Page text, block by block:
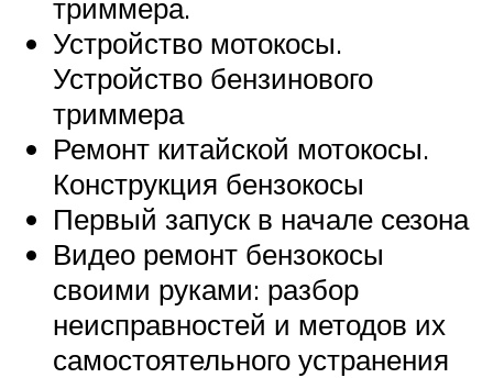
триммера.
Устройство мотокосы.
Устройство бензинового
триммера
Ремонт китайской мотокосы.
Конструкция бензокосы
Первый запуск в начале сезона
Видео ремонт бензокосы
своими руками: разбор
неисправностей и методов их
самостоятельного устранения